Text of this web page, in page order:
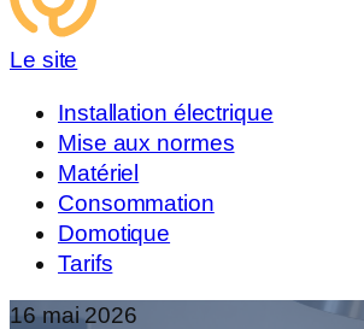
Le site
Installation électrique
Mise aux normes
Matériel
Consommation
Domotique
Tarifs
16 mai 2026